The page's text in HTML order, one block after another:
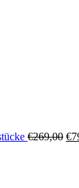
€269,00 €